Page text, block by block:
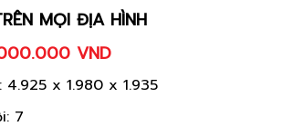
MỌI ĐỊA HÌNH
VND
x 1.980 x 1.935
7